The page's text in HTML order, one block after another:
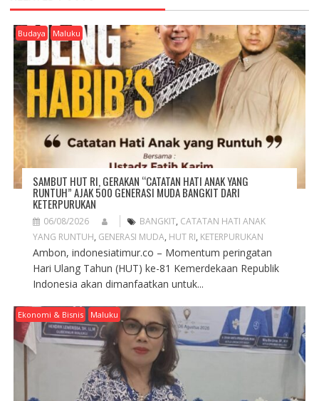
V
G
A
T
O
N
Budaya Maluku
SAMBUT HUT RI, GERAKAN “CATATAN HATI ANAK YANG
RUNTUH” AJAK 500 GENERASI MUDA BANGKIT DARI
KETERPURUKAN
06/08/2026 BANGKIT, CATATAN HATI ANAK
YANG RUNTUH, GENERASI MUDA, HUT RI, KETERPURUKAN
Ambon, indonesiatimur.co – Momentum peringatan
Hari Ulang Tahun (HUT) ke-81 Kemerdekaan Republik
Indonesia akan dimanfaatkan untuk...
Ekonomi & Bisnis Maluku